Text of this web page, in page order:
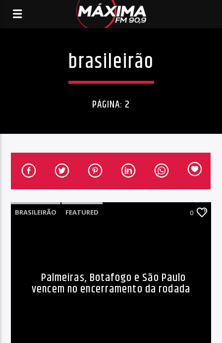
brasileirão
PÁGINA: 2
BRASILEIRÃO FEATURED 0
Palmeiras, Botafogo e São Paulo
vencem no encerramento da rodada